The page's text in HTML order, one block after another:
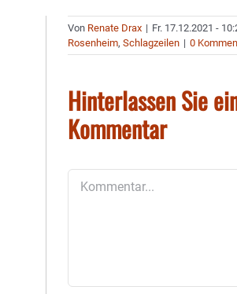
Von Renate Drax | Fr. 17.12.2021 -
Rosenheim,Schlagzeilen | 0
Hinterlassen Sie
Kommentar